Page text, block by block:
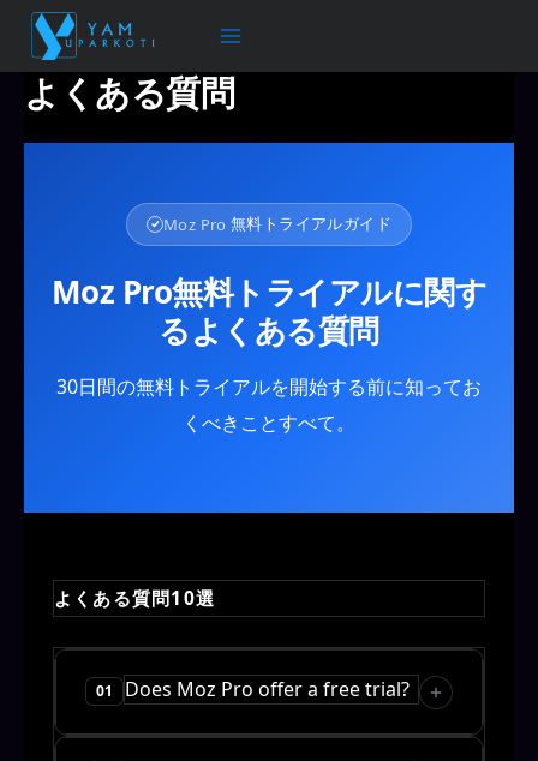
を よくある質問
Moz Pro 無料トライアルガイド
Moz Pro無料トライアルに関す
るよくある質問
30日間の無料トライアルを開始する前に知ってお
くべきことすべて。
よくある質問10選
01 Does Moz Pro offer a free trial?